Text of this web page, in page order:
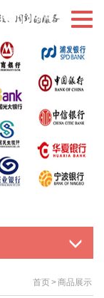
切
导
首页>商品展示